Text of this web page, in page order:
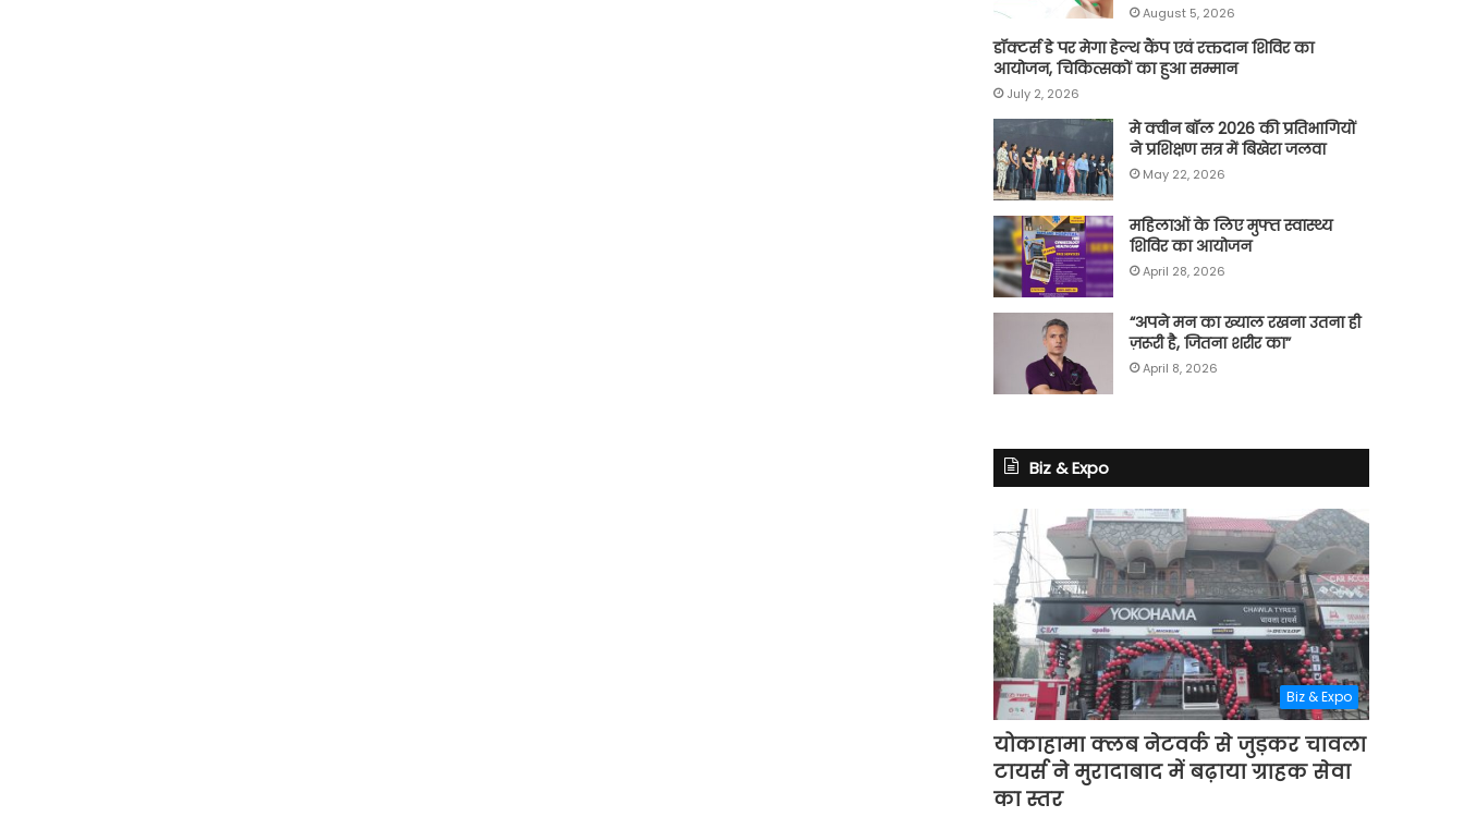
August 5, 2026
डॉक्टर्स डे पर मेगा हेल्थ कैंप एवं रक्तदान शिविर का
आयोजन, चिकित्सकों का हुआ सम्मान
July 2, 2026
मे क्वीन बॉल 2026 की प्रतिभागियों
ने प्रशिक्षण सत्र में बिखेरा जलवा
May 22, 2026
महिलाओं के लिए मुफ्त स्वास्थ्य
शिविर का आयोजन
April 28, 2026
“अपने मन का ख्याल रखना उतना ही
ज़रूरी है, जितना शरीर का”
April 8, 2026
Biz & Expo
Biz & Expo
योकाहामा क्लब नेटवर्क से जुड़कर चावला
टायर्स ने मुरादाबाद में बढ़ाया ग्राहक सेवा
का स्तर